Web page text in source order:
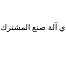
آلة صنع